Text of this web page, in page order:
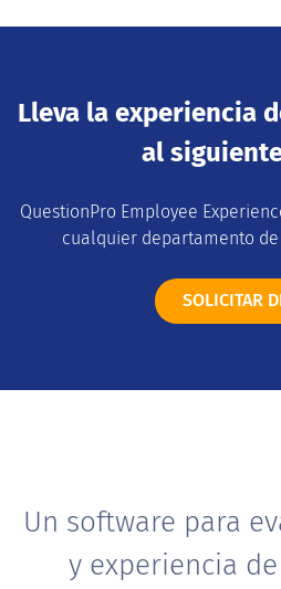
Lleva la experiencia
al
QuestionPro Employee
cualquier departamento de
SOLICITAR
Un software para
y experiencia